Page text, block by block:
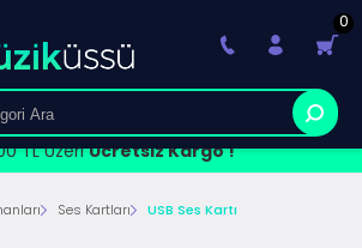
TL ÜzeriÜcretsiz Kargo !
0
Ses Kartları USB Ses Kartı